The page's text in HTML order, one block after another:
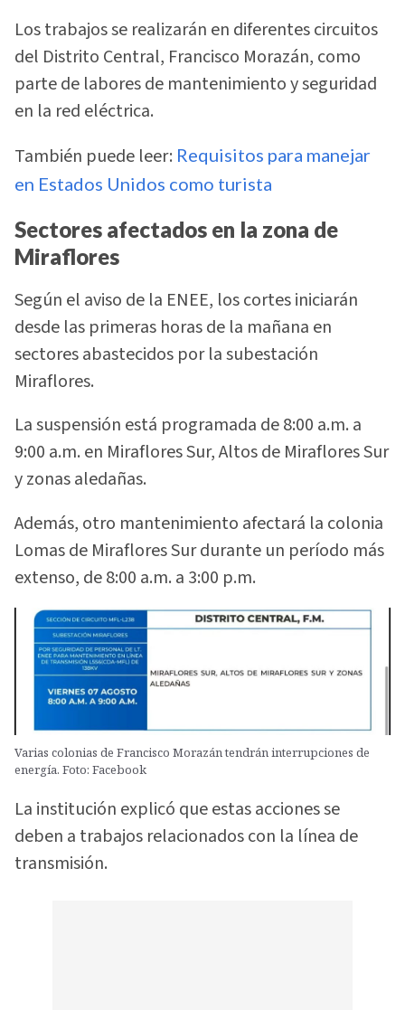
Los trabajos se realizarán en diferentes circuitos
del Distrito Central, Francisco Morazán, como
parte de labores de mantenimiento y seguridad
en la red eléctrica.
También puede leer: Requisitos para manejar
en Estados Unidos como turista
Sectores afectados en la zona de
Miraflores
Según el aviso de la ENEE, los cortes iniciarán
desde las primeras horas de la mañana en
sectores abastecidos por la subestación
Miraflores.
La suspensión está programada de 8:00 a.m. a
9:00 a.m. en Miraflores Sur, Altos de Miraflores Sur
y zonas aledañas.
Además, otro mantenimiento afectará la colonia
Lomas de Miraflores Sur durante un período más
extenso, de 8:00 a.m. a 3:00 p.m.
Varias colonias de Francisco Morazán tendrán interrupciones de
energía. Foto: Facebook
La institución explicó que estas acciones se
deben a trabajos relacionados con la línea de
transmisión.